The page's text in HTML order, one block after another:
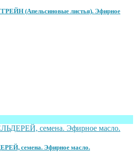
(Апельсиновые листья). Эфирное
семена. Эфирное масло.